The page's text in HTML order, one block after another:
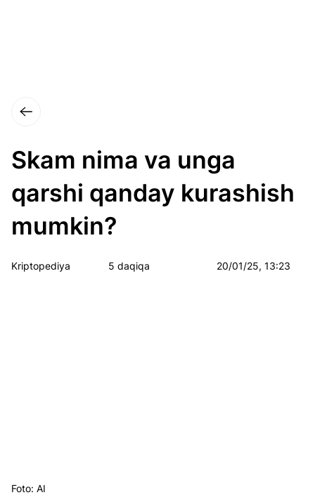
Skam nima va unga
qarshi qanday kurashish
mumkin?
Kriptopediya 5 daqiqa 20/01/25, 13:23
Foto: AI